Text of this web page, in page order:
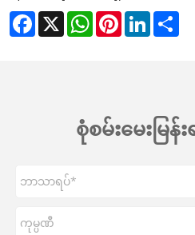
Facebook
X WhatsAppPinterestLinkedIn
စုံစမ်းမေးမြန်